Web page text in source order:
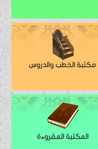
مكتبة الخطب والدروس
المكتبة المقروءة